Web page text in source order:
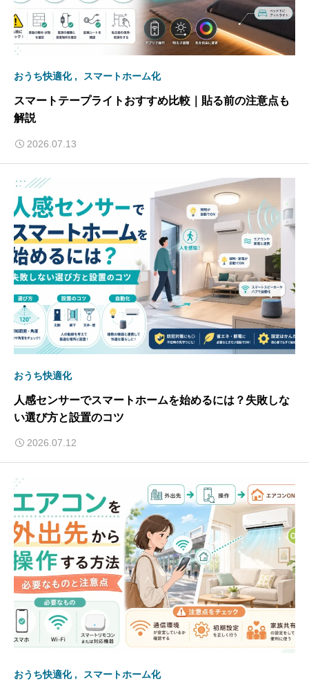
おうち快適化 スマートホーム化
スマートテープライトおすすめ比較｜貼る前の注意点も
解説
2026.07.13
おうち快適化
人感センサーでスマートホームを始めるには？失敗しな
い選び方と設置のコツ
2026.07.12
おうち快適化 スマートホーム化